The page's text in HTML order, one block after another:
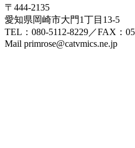
〒444-2135
愛知県岡崎市大門1丁目13-5
TEL：080-5112-8229／FAX：
Mail primrose@catvmics.ne.jp